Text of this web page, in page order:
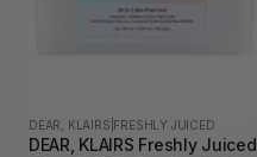
DEAR, KLAIRS FRESHLY JUICED
DEAR, KLAIRS Freshly Juiced